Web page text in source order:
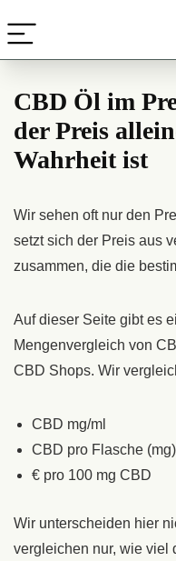
to
Content
CBD Öl im
der Preis
Wahrheit ist
Wir sehen oft nur den
setzt sich der Preis aus
zusammen, die die
Auf dieser Seite gibt es
Mengenvergleich von
CBD Shops. Wir
CBD mg/ml
CBD pro Flasche (mg)
€ pro 100 mg CBD
Wir unterscheiden hier
vergleichen nur, wie viel